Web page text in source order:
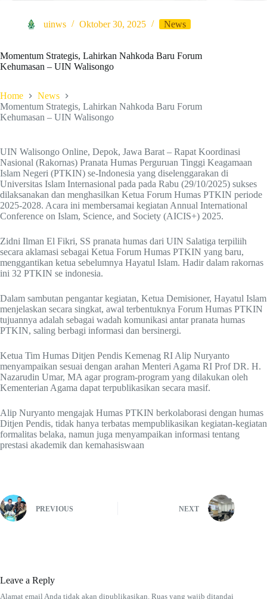
uinws Oktober 30, 2025 News
Momentum Strategis, Lahirkan Nahkoda Baru Forum
Kehumasan – UIN Walisongo
Home
News
Momentum Strategis, Lahirkan Nahkoda Baru Forum
Kehumasan – UIN Walisongo
UIN Walisongo Online, Depok, Jawa Barat – Rapat Koordinasi
Nasional (Rakornas) Pranata Humas Perguruan Tinggi Keagamaan
Islam Negeri (PTKIN) se-Indonesia yang diselenggarakan di
Universitas Islam Internasional pada pada Rabu (29/10/2025) sukses
dilaksanakan dan menghasilkan Ketua Forum Humas PTKIN periode
2025-2028. Acara ini membersamai kegiatan Annual International
Conference on Islam, Science, and Society (AICIS+) 2025.
Zidni Ilman El Fikri, SS pranata humas dari UIN Salatiga terpiliih
secara aklamasi sebagai Ketua Forum Humas PTKIN yang baru,
menggantikan ketua sebelumnya Hayatul Islam. Hadir dalam rakornas
ini 32 PTKIN se indonesia.
Dalam sambutan pengantar kegiatan, Ketua Demisioner, Hayatul Islam
menjelaskan secara singkat, awal terbentuknya Forum Humas PTKIN
tujuannya adalah sebagai wadah komunikasi antar pranata humas
PTKIN, saling berbagi informasi dan bersinergi.
Ketua Tim Humas Ditjen Pendis Kemenag RI Alip Nuryanto
menyampaikan sesuai dengan arahan Menteri Agama RI Prof DR. H.
Nazarudin Umar, MA agar program-program yang dilakukan oleh
Kementerian Agama dapat terpublikasikan secara masif.
Alip Nuryanto mengajak Humas PTKIN berkolaborasi dengan humas
Ditjen Pendis, tidak hanya terbatas mempublikasikan kegiatan-kegiatan
formalitas belaka, namun juga menyampaikan informasi tentang
prestasi akademik dan kemahasiswaan
PREVIOUS NEXT
Leave a Reply
Alamat email Anda tidak akan dipublikasikan. Ruas yang wajib ditandai